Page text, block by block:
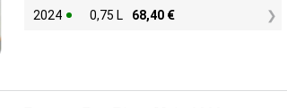
2024 0,75 L 68,40 €